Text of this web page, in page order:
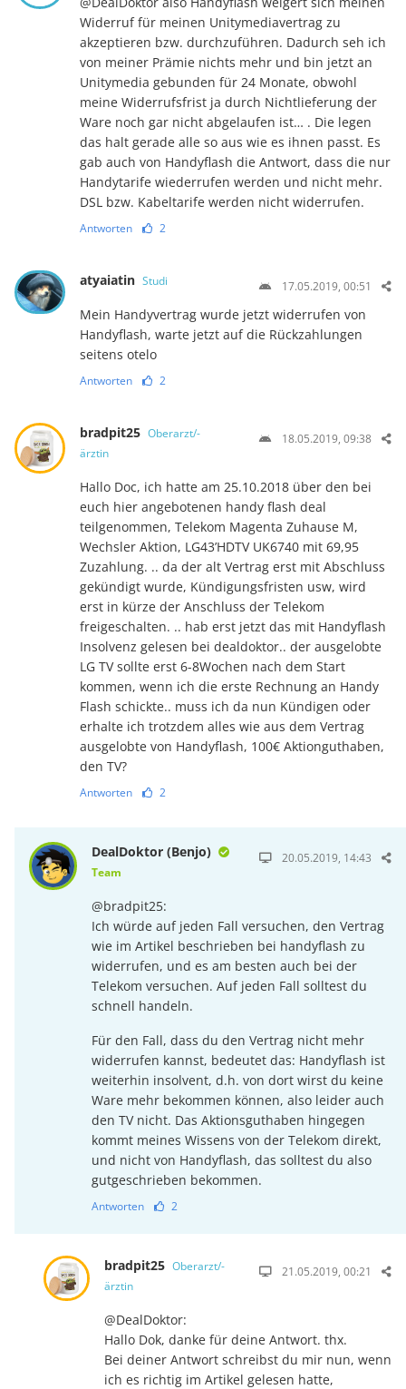
Widerruf für meinen Unitymediavertrag zu
akzeptieren bzw. durchzuführen. Dadurch seh ich
von meiner Prämie nichts mehr und bin jetzt an
Unitymedia gebunden für 24 Monate, obwohl
meine Widerrufsfrist ja durch Nichtlieferung der
Ware noch gar nicht abgelaufen ist… . Die legen
das halt gerade alle so aus wie es ihnen passt. Es
gab auch von Handyflash die Antwort, dass die nur
Handytarife wiederrufen werden und nicht mehr.
DSL bzw. Kabeltarife werden nicht widerrufen.
Antworten 2
atyaiatin Studi 17.05.2019, 00:51
Mein Handyvertrag wurde jetzt widerrufen von
Handyflash, warte jetzt auf die Rückzahlungen
seitens otelo
Antworten 2
bradpit25 Oberarzt/-
ärztin
18.05.2019, 09:38
Hallo Doc, ich hatte am 25.10.2018 über den bei
euch hier angebotenen handy flash deal
teilgenommen, Telekom Magenta Zuhause M,
Wechsler Aktion, LG43’HDTV UK6740 mit 69,95
Zuzahlung. .. da der alt Vertrag erst mit Abschluss
gekündigt wurde, Kündigungsfristen usw, wird
erst in kürze der Anschluss der Telekom
freigeschalten. .. hab erst jetzt das mit Handyflash
Insolvenz gelesen bei dealdoktor.. der ausgelobte
LG TV sollte erst 6-8Wochen nach dem Start
kommen, wenn ich die erste Rechnung an Handy
Flash schickte.. muss ich da nun Kündigen oder
erhalte ich trotzdem alles wie aus dem Vertrag
ausgelobte von Handyflash, 100€ Aktionguthaben,
den TV?
Antworten 2
DealDoktor (Benjo)
Team
20.05.2019, 14:43
@bradpit25:
Ich würde auf jeden Fall versuchen, den Vertrag
wie im Artikel beschrieben bei handyflash zu
widerrufen, und es am besten auch bei der
Telekom versuchen. Auf jeden Fall solltest du
schnell handeln.
Für den Fall, dass du den Vertrag nicht mehr
widerrufen kannst, bedeutet das: Handyflash ist
weiterhin insolvent, d.h. von dort wirst du keine
Ware mehr bekommen können, also leider auch
den TV nicht. Das Aktionsguthaben hingegen
kommt meines Wissens von der Telekom direkt,
und nicht von Handyflash, das solltest du also
gutgeschrieben bekommen.
Antworten 2
bradpit25 Oberarzt/-
ärztin
21.05.2019, 00:21
@DealDoktor:
Hallo Dok, danke für deine Antwort. thx.
Bei deiner Antwort schreibst du mir nun, wenn
ich es richtig im Artikel gelesen hatte,